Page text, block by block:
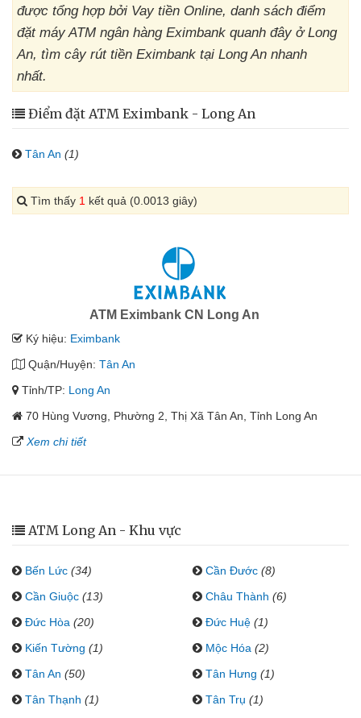
được tổng hợp bởi Vay tiền Online, danh sách điểm
đặt máy ATM ngân hàng Eximbank quanh đây ở Long
An, tìm cây rút tiền Eximbank tại Long An nhanh
nhất.
Điểm đặt ATM Eximbank - Long An
Tân An (1)
Tìm thấy 1 kết quả (0.0013 giây)
ATM Eximbank CN Long An
Ký hiệu: Eximbank
Quận/Huyện: Tân An
Tỉnh/TP: Long An
70 Hùng Vương, Phường 2, Thị Xã Tân An, Tỉnh Long An
Xem chi tiết
ATM Long An - Khu vực
Bến Lức (34) Cần Đước (8)
Cần Giuộc (13) Châu Thành (6)
Đức Hòa (20) Đức Huệ (1)
Kiến Tường (1) Mộc Hóa (2)
Tân An (50) Tân Hưng (1)
Tân Thạnh (1) Tân Trụ (1)